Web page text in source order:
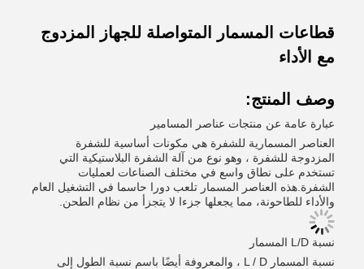
قطاعات المسمار المتواصلة للجهاز المزدوج
مع الأداء
وصف المنتج:
عبارة عامة عن منتجات عناصر المسامير
العناصر المسمارية للشفرة هي مكونات أساسية للشفرة
المزدوجة للشفرة ، وهو نوع من آلة الشفرة البلاستيكية التي
تستخدم على نطاق واسع في مختلف الصناعات لعمليات
الشفرة.هذه العناصر المسمار تلعب دورا حاسما في التشغيل العام
والأداء للطاحونة، مما يجعلها جزءا لا يتجزأ من نظام الطحن.
نسبة L/D المسمار
نسبة المسمار L / D ، والمعروفة أيضًا باسم نسبة الطول إلى